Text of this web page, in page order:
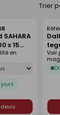
Trier
x 15
en
15
Voir